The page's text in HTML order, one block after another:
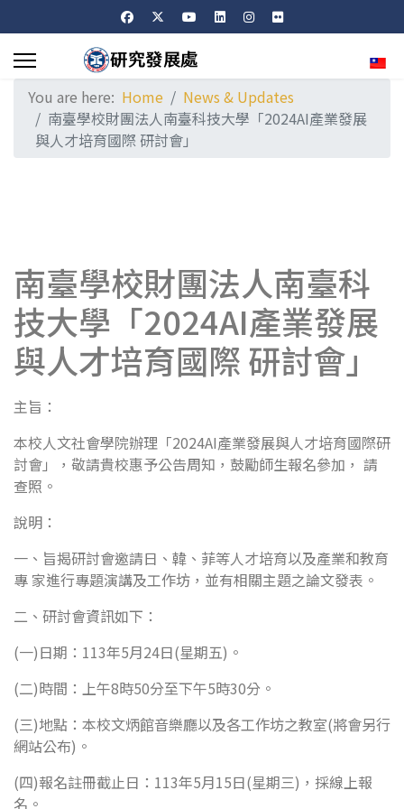
You are here: Home
News & Updates
南臺學校財團法人南臺科技大學「2024AI產業發展
與人才培育國際 研討會」
南臺學校財團法人南臺科
技大學「2024AI產業發展
與人才培育國際 研討會」
主旨：
本校人文社會學院辦理「2024AI產業發展與人才培育國際研
討會」，敬請貴校惠予公告周知，鼓勵師生報名參加， 請
查照。
說明：
一、旨揭研討會邀請日、韓、菲等人才培育以及產業和教育
專 家進行專題演講及工作坊，並有相關主題之論文發表。
二、研討會資訊如下：
(一)日期：113年5月24日(星期五)。
(二)時間：上午8時50分至下午5時30分。
(三)地點：本校文炳館音樂廳以及各工作坊之教室(將會另行
網站公布)。
(四)報名註冊截止日：113年5月15日(星期三)，採線上報
名。